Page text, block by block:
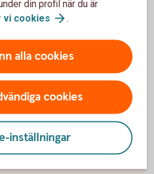
Du får bestämma vilka
och när dessa ska
säljas via fastighetsmäklare
inte att använda lägenheten
i bank. Detta innebär att köp
din profil när du är
vi cookies .
alla cookies
cookies
inställningar